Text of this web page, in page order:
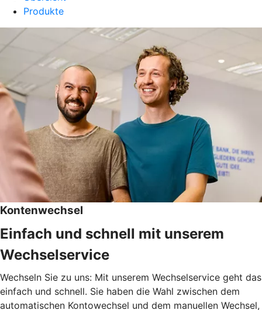
Produkte
Kontenwechsel
Einfach und schnell mit unserem
Wechselservice
Wechseln Sie zu uns: Mit unserem Wechselservice geht das
einfach und schnell. Sie haben die Wahl zwischen dem
automatischen Kontowechsel und dem manuellen Wechsel,